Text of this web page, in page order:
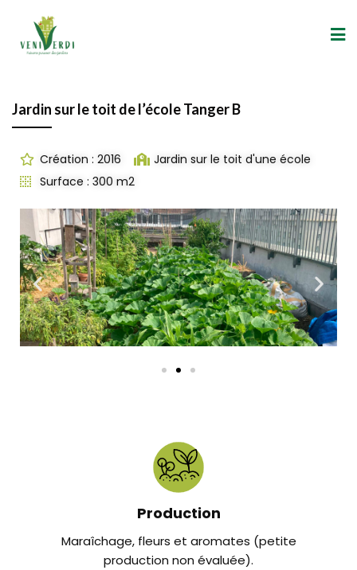
Jardin sur le toit de l’école Tanger B
Création : 2016
Jardin sur le toit d'une école
Surface : 300 m2
Production
Maraîchage, fleurs et aromates (petite
production non évaluée).